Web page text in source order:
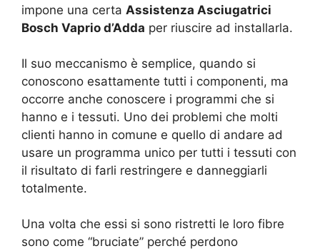
impone una certa Assistenza Asciugatrici
Bosch Vaprio d’Adda per riuscire ad installarla.
Il suo meccanismo è semplice, quando si
conoscono esattamente tutti i componenti, ma
occorre anche conoscere i programmi che si
hanno e i tessuti. Uno dei problemi che molti
clienti hanno in comune e quello di andare ad
usare un programma unico per tutti i tessuti con
il risultato di farli restringere e danneggiarli
totalmente.
Una volta che essi si sono ristretti le loro fibre
sono come “bruciate” perché perdono